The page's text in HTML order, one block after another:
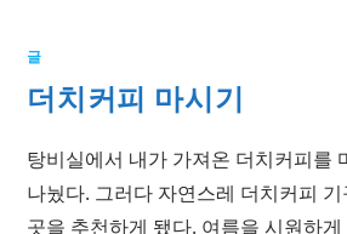
글
더치커피 마시기
탕비실에서 내가 가져온 더치커피를
나눴다. 그러다 자연스레 더치커피
곳을 추천하게 됐다. 여름을 시원하